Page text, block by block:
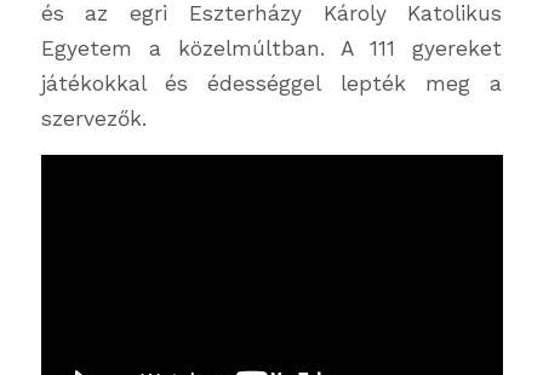
és az egri Eszterházy Károly Katolikus
Egyetem a közelmúltban. A 111 gyereket
játékokkal és édességgel lepték meg a
szervezők.